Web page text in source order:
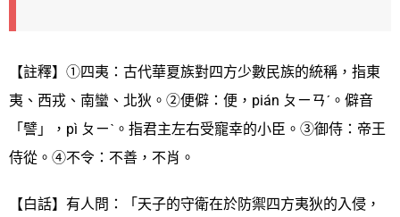
【註釋】①四夷：古代華夏族對四方少數民族的統稱，指東
夷、西戎、南蠻、北狄。②便僻：便，pián ㄆㄧㄢˊ。僻音
「譬」，pì ㄆㄧˋ。指君主左右受寵幸的小臣。③御侍：帝王
侍從。④不令：不善，不肖。
【白話】有人問：「天子的守衛在於防禦四方夷狄的入侵，